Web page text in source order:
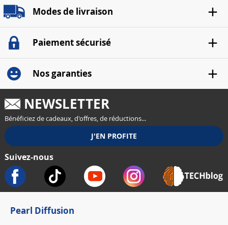
Modes de livraison
Paiement sécurisé
Nos garanties
NEWSLETTER
Bénéficiez de cadeaux, d'offres, de réductions...
Suivez-nous
Pearl Diffusion